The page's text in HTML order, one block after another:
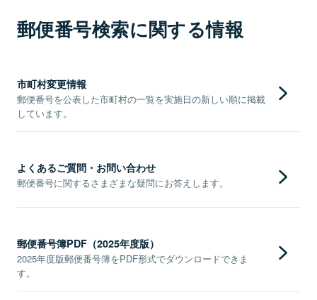
郵便番号検索に関する情報
市町村変更情報
郵便番号を公表した市町村の一覧を実施日の新しい順に掲載
しています。
よくあるご質問・お問い合わせ
郵便番号に関するさまざまな疑問にお答えします。
郵便番号簿PDF（2025年度版）
2025年度版郵便番号簿をPDF形式でダウンロードできま
す。